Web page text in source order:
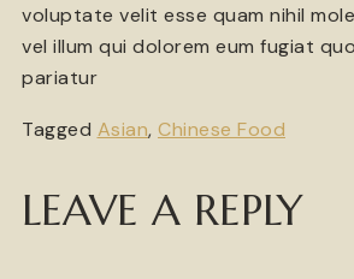
voluptate velit esse quam nihil
vel illum qui dolorem eum fugiat
pariatur
Tagged Asian, Chinese Food
LEAVE A REPLY